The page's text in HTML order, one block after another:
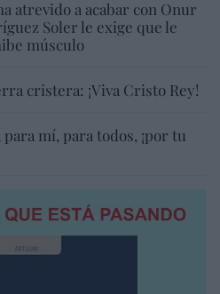
atrevido a acabar con Onur
Soler le exige que le
músculo
cristera: ¡Viva Cristo Rey!
mí, para todos, ¡por tu